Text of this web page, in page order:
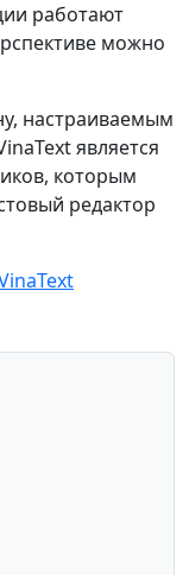
работают
можно
настраиваемым
является
которым
редактор